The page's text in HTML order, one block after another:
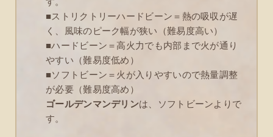
■ストリクトリーハードビーン＝熱の吸収が遅
く、風味のピーク幅が狭い（難易度高い）
■ハードビーン＝高火力でも内部まで火が通り
やすい（難易度低め）
■ソフトビーン＝火が入りやすいので熱量調整
が必要（難易度高め）
ゴールデンマンデリンは、ソフトビーンよりで
す。